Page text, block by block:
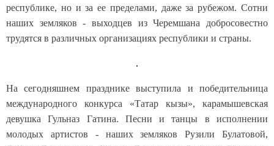
республике, но и за ее пределами, даже за рубежом. Сотни
наших земляков - выходцев из Черемшана добросовестно
трудятся в различных организациях республики и страны.
На сегодняшнем празднике выступила и победительница
международного конкурса «Татар кызы», карамышевская
девушка Гульназ Гатина. Песни и танцы в исполнении
молодых артистов - наших земляков Рузили Булатовой,